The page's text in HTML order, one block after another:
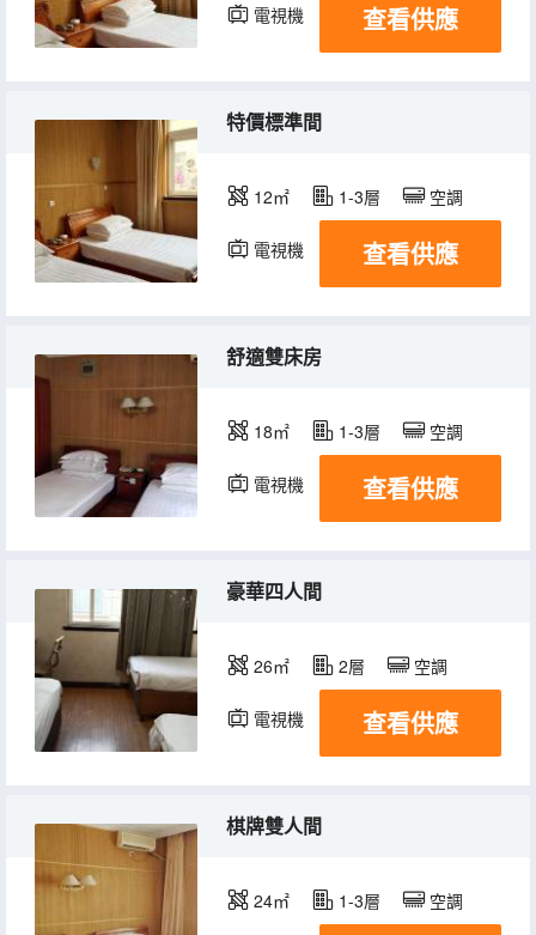
電視機 查看供應
特價標準間
12㎡ 1-3層 空調
電視機 查看供應
舒適雙床房
18㎡ 1-3層 空調
電視機 查看供應
豪華四人間
26㎡ 2層 空調
電視機 查看供應
棋牌雙人間
24㎡ 1-3層 空調